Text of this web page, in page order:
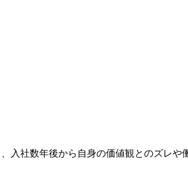
入社数年後から自身の価値観とのズレ